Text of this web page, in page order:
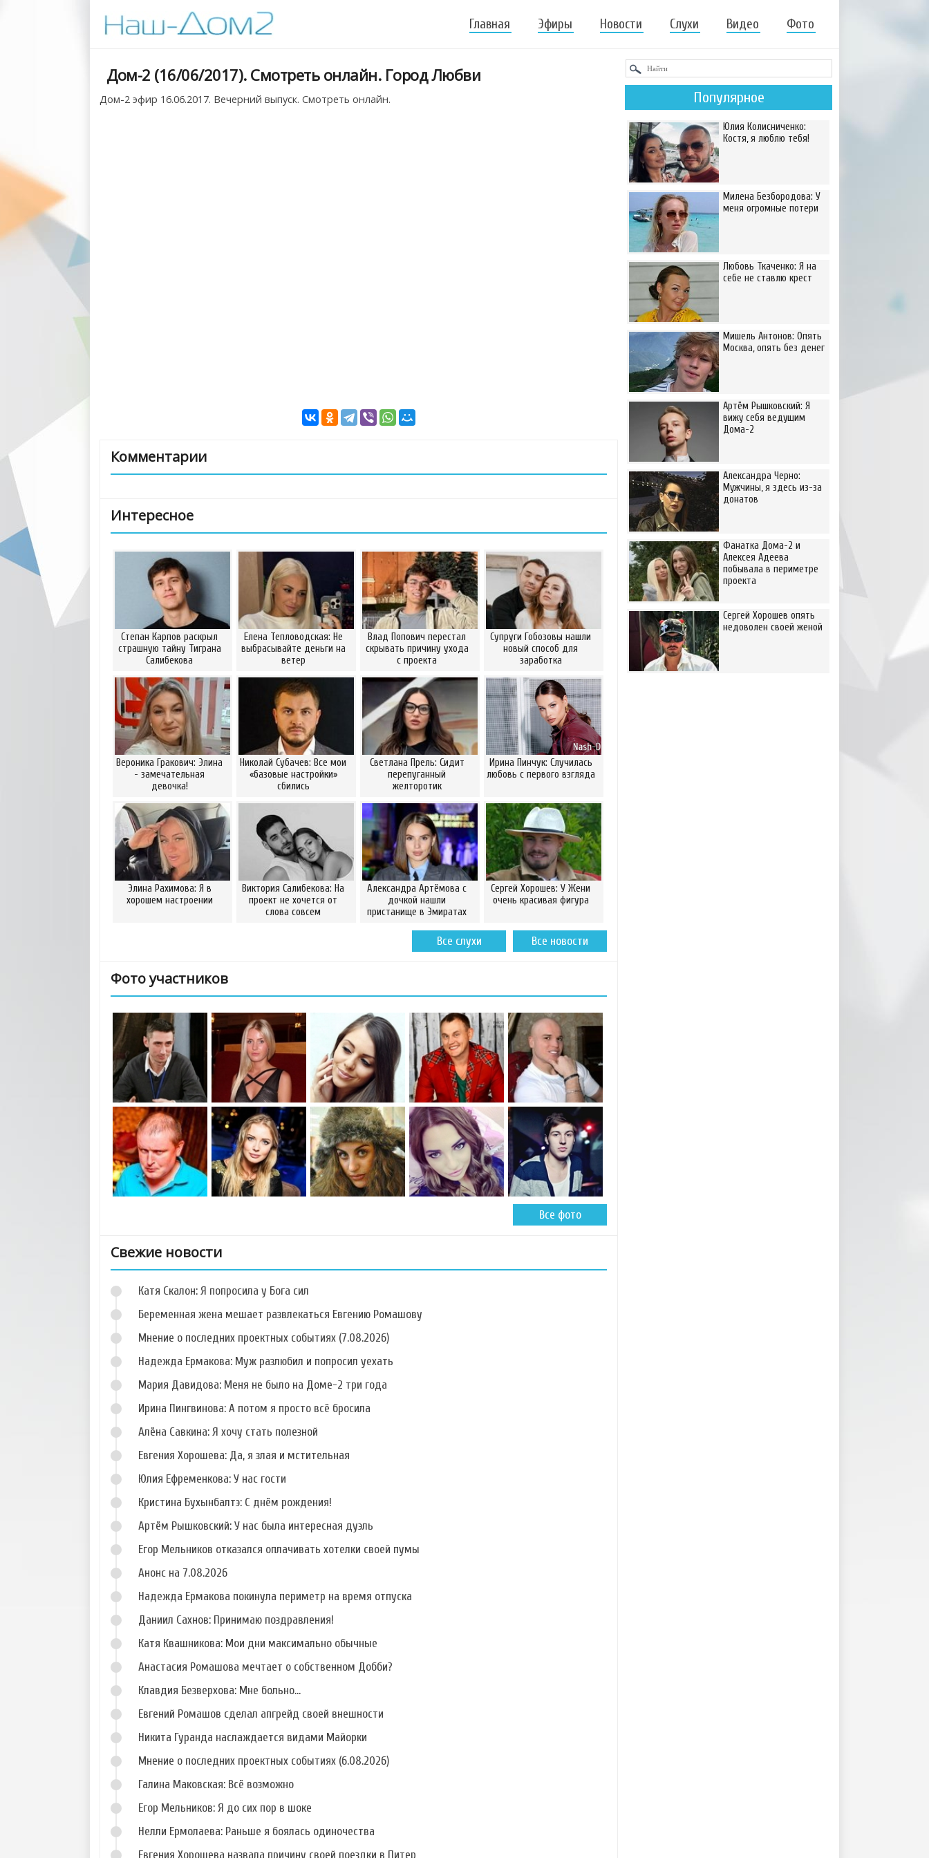
Главная Эфиры Новости Слухи Видео Фото
Дом-2 (16/06/2017). Смотреть онлайн. Город Любви
Дом-2 эфир 16.06.2017. Вечерний выпуск. Смотреть онлайн.
Комментарии
Интересное
Степан Карпов раскрыл
страшную тайну Тиграна
Салибекова
Елена Тепловодская: Не
выбрасывайте деньги на
ветер
Влад Попович перестал
скрывать причину ухода
с проекта
Супруги Гобозовы нашли
новый способ для
заработка
Вероника Гракович: Элина
- замечательная
девочка!
Николай Субачев: Все мои
«базовые настройки»
сбились
Светлана Прель: Сидит
перепуганный
желторотик
Ирина Пинчук: Случилась
любовь с первого взгляда
Элина Рахимова: Я в
хорошем настроении
Виктория Салибекова: На
проект не хочется от
слова совсем
Александра Артёмова с
дочкой нашли
пристанище в Эмиратах
Сергей Хорошев: У Жени
очень красивая фигура
Все новости
Все слухи
Фото участников
Фото Сергея
Катасонова
Фото Кристины
Лясковец
Фото Ольги
Рапунцель
Фото Николая
Должанского
Фото Елены
Кальник
Фото Раисы
Все фото
Свежие новости
Катя Скалон: Я попросила у Бога сил
Беременная жена мешает развлекаться Евгению Ромашову
Мнение о последних проектных событиях (7.08.2026)
Надежда Ермакова: Муж разлюбил и попросил уехать
Мария Давидова: Меня не было на Доме-2 три года
Ирина Пингвинова: А потом я просто всё бросила
Алёна Савкина: Я хочу стать полезной
Евгения Хорошева: Да, я злая и мстительная
Юлия Ефременкова: У нас гости
Кристина Бухынбалтэ: С днём рождения!
Артём Рышковский: У нас была интересная дуэль
Егор Мельников отказался оплачивать хотелки своей пумы
Анонс на 7.08.2026
Надежда Ермакова покинула периметр на время отпуска
Даниил Сахнов: Принимаю поздравления!
Катя Квашникова: Мои дни максимально обычные
Анастасия Ромашова мечтает о собственном Добби?
Клавдия Безверхова: Мне больно...
Евгений Ромашов сделал апгрейд своей внешности
Никита Гуранда наслаждается видами Майорки
Мнение о последних проектных событиях (6.08.2026)
Галина Маковская: Всё возможно
Егор Мельников: Я до сих пор в шоке
Нелли Ермолаева: Раньше я боялась одиночества
Евгения Хорошева назвала причину своей поездки в Питер
Популярное
Юлия Колисниченко:
Костя, я люблю тебя!
Милена Безбородова: У
меня огромные потери
Любовь Ткаченко: Я на
себе не ставлю крест
Мишель Антонов: Опять
Москва, опять без денег
Артём Рышковский: Я
вижу себя ведущим
Дома-2
Александра Черно:
Мужчины, я здесь из-за
донатов
Фанатка Дома-2 и
Алексея Адеева
побывала в периметре
проекта
Сергей Хорошев опять
недоволен своей женой